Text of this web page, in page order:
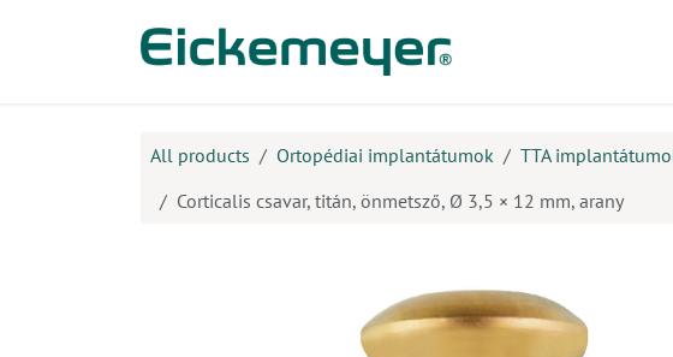
All products Ortopédiai implantátumok
TTA
Corticalis csavar, titán, önmetsző, Ø 3,5 × 12 mm, arany